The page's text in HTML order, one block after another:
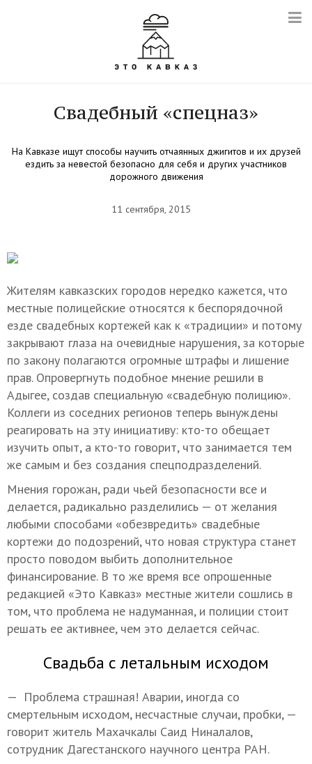
Свадебный «спецназ»
На Кавказе ищут способы научить отчаянных джигитов и их друзей
ездить за невестой безопасно для себя и других участников
дорожного движения
11 сентября, 2015
Жителям кавказских городов нередко кажется, что
местные полицейские относятся к беспорядочной
езде свадебных кортежей как к «традиции» и потому
закрывают глаза на очевидные нарушения, за которые
по закону полагаются огромные штрафы и лишение
прав. Опровергнуть подобное мнение решили в
Адыгее, создав специальную «свадебную полицию».
Коллеги из соседних регионов теперь вынуждены
реагировать на эту инициативу: кто-то обещает
изучить опыт, а кто-то говорит, что занимается тем
же самым и без создания спецподразделений.
Мнения горожан, ради чьей безопасности все и
делается, радикально разделились — от желания
любыми способами «обезвредить» свадебные
кортежи до подозрений, что новая структура станет
просто поводом выбить дополнительное
финансирование. В то же время все опрошенные
редакцией «Это Кавказ» местные жители сошлись в
том, что проблема не надуманная, и полиции стоит
решать ее активнее, чем это делается сейчас.
Свадьба с летальным исходом
— Проблема страшная! Аварии, иногда со
смертельным исходом, несчастные случаи, пробки, —
говорит житель Махачкалы Саид Ниналалов,
сотрудник Дагестанского научного центра РАН.